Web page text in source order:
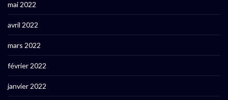
mai 2022
avril 2022
mars 2022
février 2022
janvier 2022